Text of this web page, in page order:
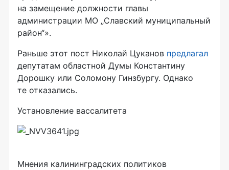
на замещение должности главы
администрации МО „Славский муниципальный
район“».
Раньше этот пост Николай Цуканов предлагал
депутатам областной Думы Константину
Дорошку или Соломону Гинзбургу. Однако
те отказались.
Установление вассалитета
Мнения калининградских политиков